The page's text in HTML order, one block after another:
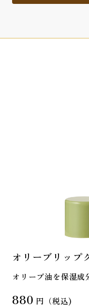
オリーブリップ
オリーブ油を保湿成
880 円（税込)